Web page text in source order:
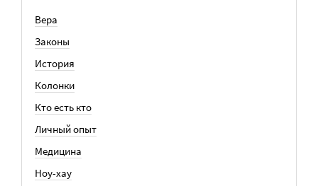
Вера
Законы
История
Колонки
Кто есть кто
Личный опыт
Медицина
Ноу-хау